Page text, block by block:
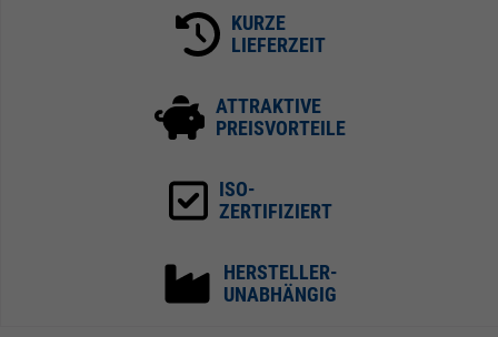
KURZE
LIEFERZEIT
ATTRAKTIVE
PREISVORTEILE
ISO-
ZERTIFIZIERT
HERSTELLER-
UNABHÄNGIG